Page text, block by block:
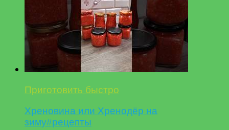
Приготовить быстро
Хреновина или Хренодёр на
зиму#рецепты